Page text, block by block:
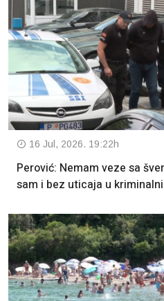
16 Jul, 2026. 19:22h
Perović: Nemam veze sa
sam i bez uticaja u